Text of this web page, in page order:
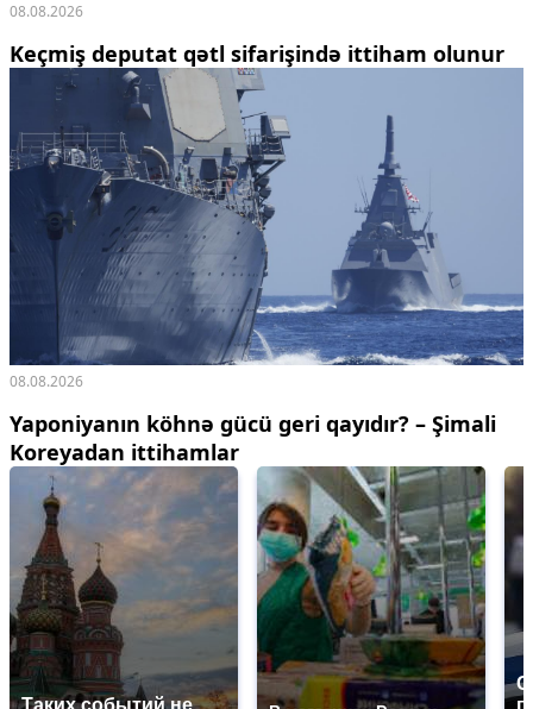
08.08.2026
Keçmiş deputat qətl sifarişində ittiham olunur
08.08.2026
Yaponiyanın köhnə gücü geri qayıdır? – Şimali
Koreyadan ittihamlar
Таких событий не